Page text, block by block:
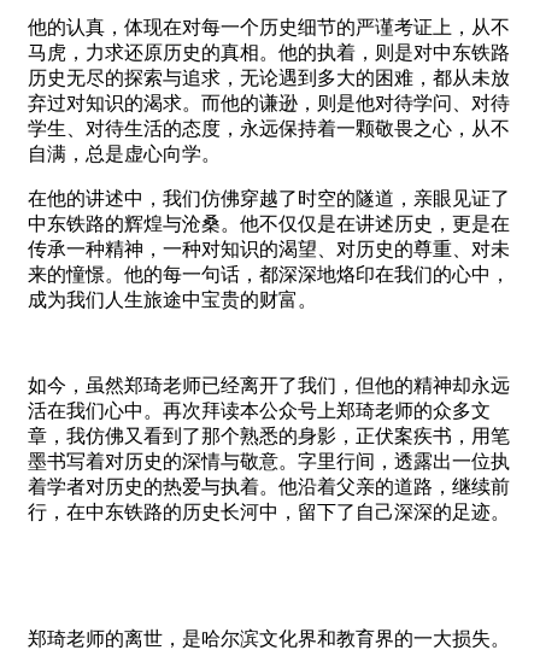
他的认真，体现在对每一个历史细节的严谨考证上，从不
马虎，力求还原历史的真相。他的执着，则是对中东铁路
历史无尽的探索与追求，无论遇到多大的困难，都从未放
弃过对知识的渴求。而他的谦逊，则是他对待学问、对待
学生、对待生活的态度，永远保持着一颗敬畏之心，从不
自满，总是虚心向学。
在他的讲述中，我们仿佛穿越了时空的隧道，亲眼见证了
中东铁路的辉煌与沧桑。他不仅仅是在讲述历史，更是在
传承一种精神，一种对知识的渴望、对历史的尊重、对未
来的憧憬。他的每一句话，都深深地烙印在我们的心中，
成为我们人生旅途中宝贵的财富。
如今，虽然郑琦老师已经离开了我们，但他的精神却永远
活在我们心中。再次拜读本公众号上郑琦老师的众多文
章，我仿佛又看到了那个熟悉的身影，正伏案疾书，用笔
墨书写着对历史的深情与敬意。字里行间，透露出一位执
着学者对历史的热爱与执着。他沿着父亲的道路，继续前
行，在中东铁路的历史长河中，留下了自己深深的足迹。
郑琦老师的离世，是哈尔滨文化界和教育界的一大损失。